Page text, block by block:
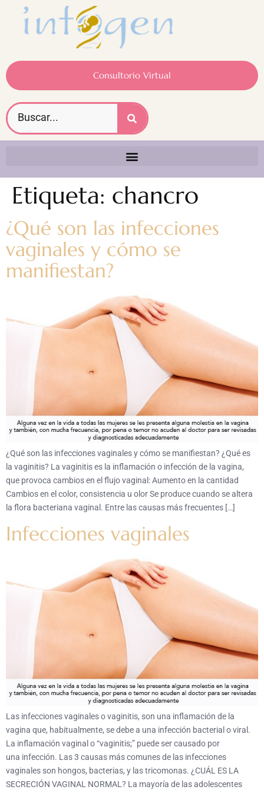
Consultorio Virtual
Etiqueta: chancro
¿Qué son las infecciones
vaginales y cómo se
manifiestan?
¿Qué son las infecciones vaginales y cómo se manifiestan? ¿Qué es
la vaginitis? La vaginitis es la inflamación o infección de la vagina,
que provoca cambios en el flujo vaginal: Aumento en la cantidad
Cambios en el color, consistencia u olor Se produce cuando se altera
la flora bacteriana vaginal. Entre las causas más frecuentes […]
Infecciones vaginales
Las infecciones vaginales o vaginitis, son una inflamación de la
vagina que, habitualmente, se debe a una infección bacterial o viral.
La inflamación vaginal o “vaginitis;” puede ser causado por
una infección. Las 3 causas más comunes de las infecciones
vaginales son hongos, bacterias, y las tricomonas. ¿CUÁL ES LA
SECRECIÓN VAGINAL NORMAL? La mayoría de las adolescentes